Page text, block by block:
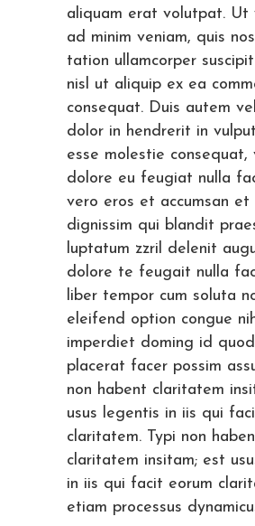
aliquam erat volutpat. Ut
ad minim veniam, quis
tation ullamcorper
nisl ut aliquip ex ea
consequat. Duis autem
dolor in hendrerit in
esse molestie consequat,
dolore eu feugiat nulla
vero eros et accumsan et
dignissim qui blandit
luptatum zzril delenit
dolore te feugait nulla
liber tempor cum soluta
eleifend option congue
imperdiet doming id
placerat facer possim
non habent claritatem
usus legentis in iis qui
claritatem. Typi non
claritatem insitam; est
in iis qui facit eorum
etiam processus